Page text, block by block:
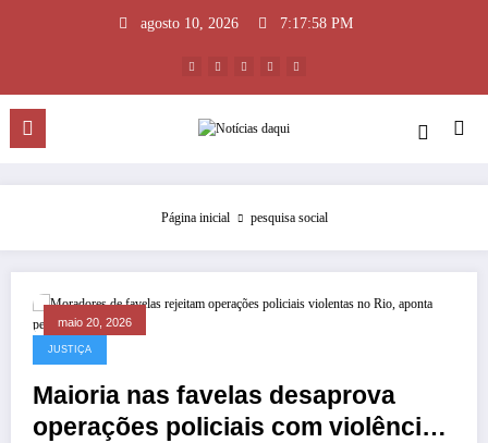
agosto 10, 2026 7:17:58 PM
Página inicial pesquisa social
maio 20, 2026
JUSTIÇA
Maioria nas favelas desaprova
operações policiais com violência,